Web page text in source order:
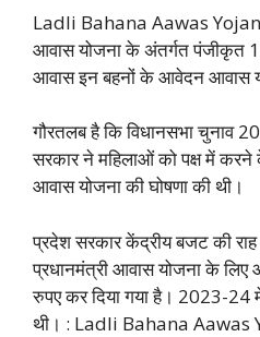
Ladli Bahana Aawas
आवास योजना के अंतर्गत पंजीकृत
आवास इन बहनों के आवेदन आवास
गौरतलब है कि विधानसभा चुनाव
सरकार ने महिलाओं को पक्ष में करने
आवास योजना की घोषणा की थी।
प्रदेश सरकार केंद्रीय बजट की
प्रधानमंत्री आवास योजना के
रुपए कर दिया गया है। 2023-24
थी। : Ladli Bahana